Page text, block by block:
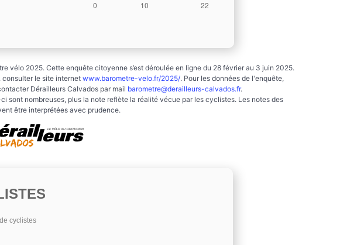
vélo 2025. Cette enquête citoyenne s’est déroulée en ligne du 28 février au 3 juin 2025.
consulter le site internet www.barometre-velo.fr/2025/. Pour les données de l'enquête,
Dérailleurs Calvados par mail barometre@derailleurs-calvados.fr.
nombreuses, plus la note reflète la réalité vécue par les cyclistes. Les notes des
être interprétées avec prudence.
cyclistes